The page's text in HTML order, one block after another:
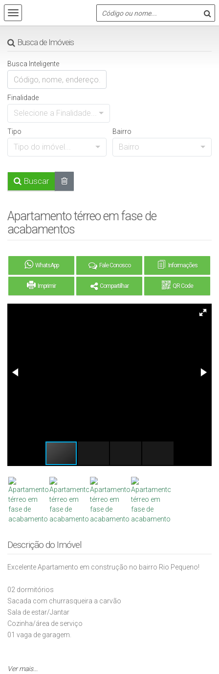
Busca de Imóveis
Busca Inteligente
Finalidade
Selecione a Finalidade...
Tipo
Tipo do imóvel...
Bairro
Bairro
Buscar
Apartamento térreo em fase de
acabamentos
WhatsApp Fale Conosco Informações
Imprimir Compartilhar QR Code
Descrição do Imóvel
Excelente Apartamento em construção no bairro Rio Pequeno!
02 dormitórios
Sacada com churrasqueira a carvão
Sala de estar/Jantar
Cozinha/área de serviço
01 vaga de garagem.
Entre em contato para mais informações!
Ver mais...